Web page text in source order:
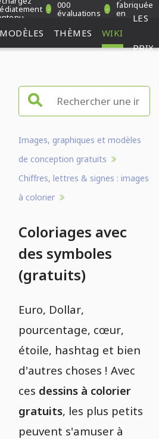
000
évaluations
fabriquée
en
Allemagne
MODÈLES THÈMES WIKI
LES
PRIX
Images, graphiques et modèles
de conception gratuits
Chiffres, lettres & signes : images
à colorier
Coloriages avec
des symboles
(gratuits)
Euro, Dollar,
pourcentage, cœur,
étoile, hashtag et bien
d'autres choses ! Avec
ces dessins à colorier
gratuits, les plus petits
peuvent s'amuser à